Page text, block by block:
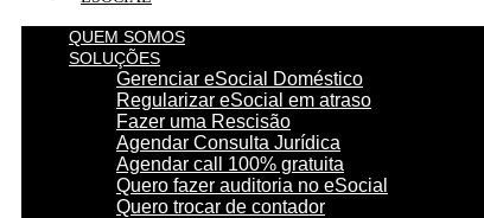
QUEM SOMOS
SOLUÇÕES
Gerenciar eSocial Doméstico
Regularizar eSocial em atraso
Fazer uma Rescisão
Agendar Consulta Jurídica
Agendar call 100% gratuita
Quero fazer auditoria no eSocial
Quero trocar de contador